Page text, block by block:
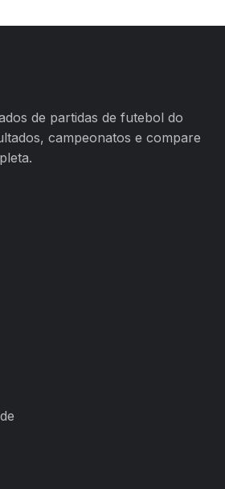
de partidas de futebol do
campeonatos e compare